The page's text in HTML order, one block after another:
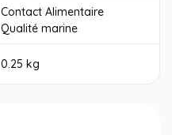
Contact Alimentaire
Qualité marine
0.25 kg